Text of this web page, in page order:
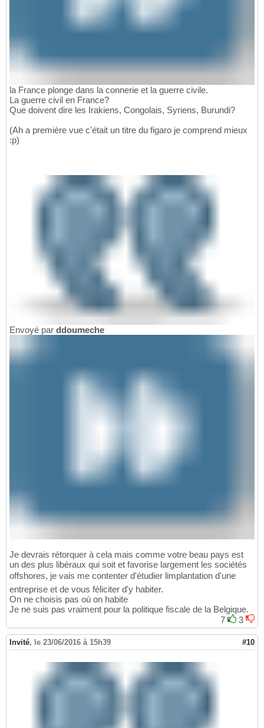
la France plonge dans la connerie et la guerre civile.
La guerre civil en France?
Que doivent dire les Irakiens, Congolais, Syriens, Burundi?
(Ah a première vue c'était un titre du figaro je comprend mieux
:p)
Envoyé par ddoumeche
Je devrais rétorquer à cela mais comme votre beau pays est
un des plus libéraux qui soit et favorise largement les sociétés
offshores, je vais me contenter d'étudier limplantation d'une
entreprise et de vous féliciter d'y habiter.
On ne choisis pas où on habite
Je ne suis pas vraiment pour la politique fiscale de la Belgique.
7
3
Invité, le 23/06/2016 à 15h39 #10